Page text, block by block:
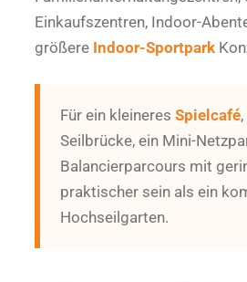
Einkaufszentren, Indoor-
größere Indoor-Sportpark
Für ein kleineres Spielcafé
Seilbrücke, ein Mini-
Balancierparcours mit
praktischer sein als ein
Hochseilgarten.